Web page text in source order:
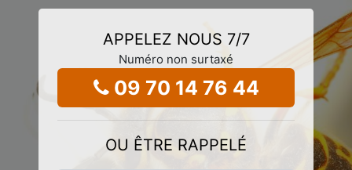
APPELEZ NOUS 7/7
Numéro non surtaxé
09 70 14 76 44
OU ÊTRE RAPPELÉ